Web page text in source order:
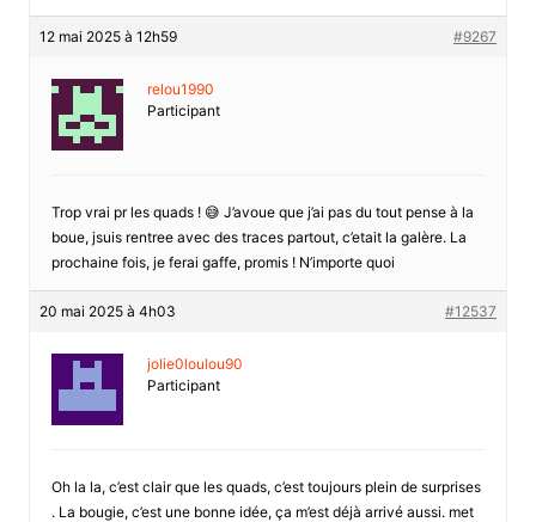
12 mai 2025 à 12h59 #9267
relou1990
Participant
Trop vrai pr les quads ! 😅 J’avoue que j’ai pas du tout pense à la
boue, jsuis rentree avec des traces partout, c’etait la galère. La
prochaine fois, je ferai gaffe, promis ! N’importe quoi
20 mai 2025 à 4h03 #12537
jolie0loulou90
Participant
Oh la la, c’est clair que les quads, c’est toujours plein de surprises
. La bougie, c’est une bonne idée, ça m’est déjà arrivé aussi. met